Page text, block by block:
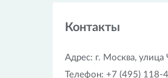
Контакты
Адрес: г. Москва, улица
Телефон: +7 (495) 118-